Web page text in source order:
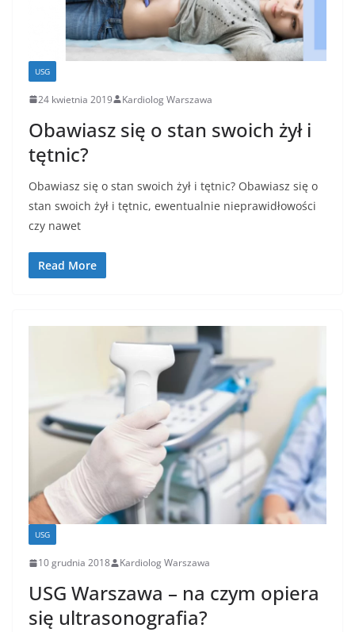
USG
24 kwietnia 2019 Kardiolog Warszawa
Obawiasz się o stan swoich żył i
tętnic?
Obawiasz się o stan swoich żył i tętnic? Obawiasz się o
stan swoich żył i tętnic, ewentualnie nieprawidłowości
czy nawet
Read More
USG
10 grudnia 2018 Kardiolog Warszawa
USG Warszawa – na czym opiera
się ultrasonografia?